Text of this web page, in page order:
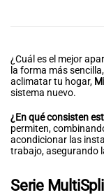
¿Cuál es el mejor
la forma más
aclimatar tu hogar,
sistema nuevo.
¿En qué consisten
permiten,
acondicionar las
trabajo, asegurando
Serie